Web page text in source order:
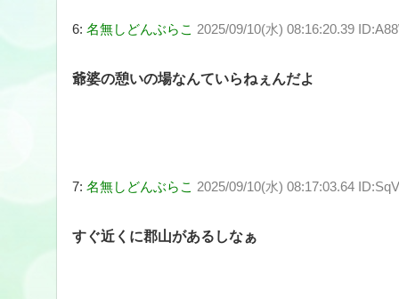
6: 名無しどんぶらこ 2025/09/10(水) 08:16:20.39
爺婆の憩いの場なんていらねぇんだよ
7: 名無しどんぶらこ 2025/09/10(水) 08:17:03.64
すぐ近くに郡山があるしなぁ